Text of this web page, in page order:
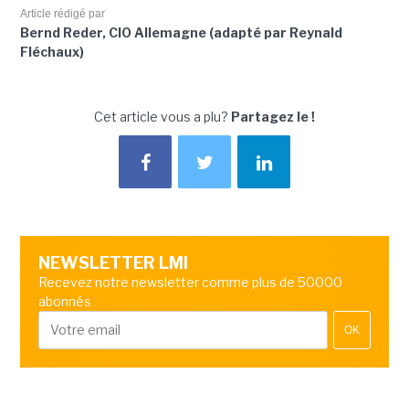
Article rédigé par
Bernd Reder, CIO Allemagne (adapté par Reynald
Fléchaux)
Cet article vous a plu? Partagez le !
NEWSLETTER LMI
Recevez notre newsletter comme plus de 50000
abonnés
OK